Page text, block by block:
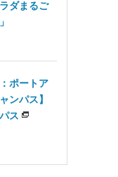
ダまるご
ポートア
ンパス】
ス